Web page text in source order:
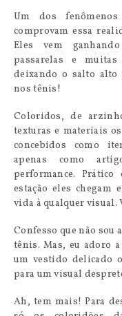
Um dos
comprovam essa
Eles vem
passarelas e
deixando o salto alto
nos tênis!
Coloridos, de
texturas e materiais
concebidos como
apenas como
performance. Prático
estação eles chegam
vida à qualquer visual.
Confesso que não sou
tênis. Mas, eu adoro
um vestido delicado
para um visual
Ah, tem mais! Para